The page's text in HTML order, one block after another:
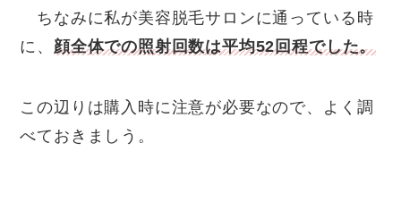
ちなみに私が美容脱毛サロンに通っている時
に、 顔全体での照射回数は平均52回程でした。
この辺りは購入時に注意が必要なので、よく調
べておきましう。